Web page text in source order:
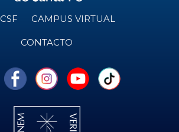
CAMPUS VIRTUAL
CONTACTO